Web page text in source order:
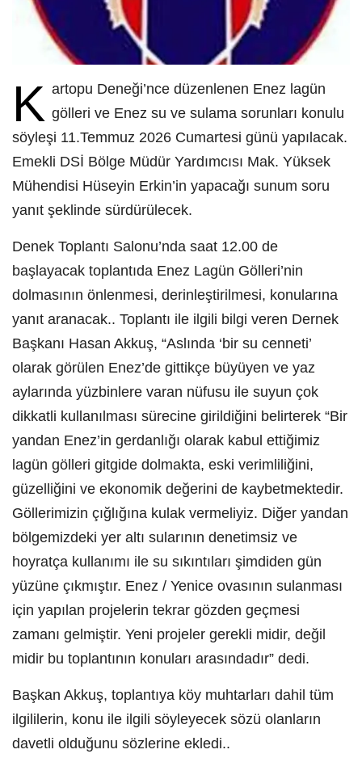
K artopu Deneği’nce düzenlenen Enez lagün
gölleri ve Enez su ve sulama sorunları konulu
söyleşi 11.Temmuz 2026 Cumartesi günü yapılacak.
Emekli DSİ Bölge Müdür Yardımcısı Mak. Yüksek
Mühendisi Hüseyin Erkin’in yapacağı sunum soru
yanıt şeklinde sürdürülecek.
Denek Toplantı Salonu’nda saat 12.00 de
başlayacak toplantıda Enez Lagün Gölleri’nin
dolmasının önlenmesi, derinleştirilmesi, konularına
yanıt aranacak.. Toplantı ile ilgili bilgi veren Dernek
Başkanı Hasan Akkuş, “Aslında ‘bir su cenneti’
olarak görülen Enez’de gittikçe büyüyen ve yaz
aylarında yüzbinlere varan nüfusu ile suyun çok
dikkatli kullanılması sürecine girildiğini belirterek “Bir
yandan Enez’in gerdanlığı olarak kabul ettiğimiz
lagün gölleri gitgide dolmakta, eski verimliliğini,
güzelliğini ve ekonomik değerini de kaybetmektedir.
Göllerimizin çığlığına kulak vermeliyiz. Diğer yandan
bölgemizdeki yer altı sularının denetimsiz ve
hoyratça kullanımı ile su sıkıntıları şimdiden gün
yüzüne çıkmıştır. Enez / Yenice ovasının sulanması
için yapılan projelerin tekrar gözden geçmesi
zamanı gelmiştir. Yeni projeler gerekli midir, değil
midir bu toplantının konuları arasındadır” dedi.
Başkan Akkuş, toplantıya köy muhtarları dahil tüm
ilgililerin, konu ile ilgili söyleyecek sözü olanların
davetli olduğunu sözlerine ekledi..